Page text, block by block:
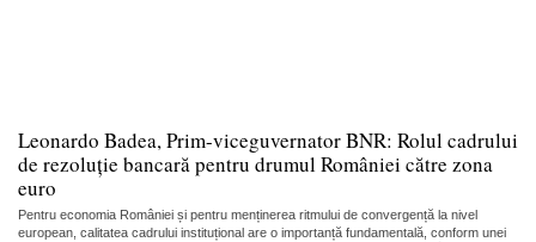
Leonardo Badea, Prim-viceguvernator BNR: Rolul cadrului
de rezoluție bancară pentru drumul României către zona
euro
Pentru economia României și pentru menținerea ritmului de convergență la nivel
european, calitatea cadrului instituțional are o importanță fundamentală, conform unei